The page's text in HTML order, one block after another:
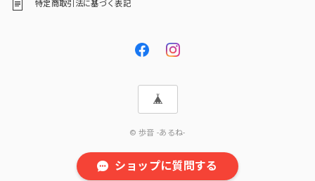
特定商取引法に基づく表記
© 歩音 -あるね-
ショップに質問する